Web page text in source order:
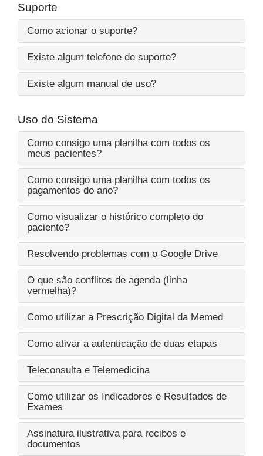
Suporte
Como acionar o suporte?
Existe algum telefone de suporte?
Existe algum manual de uso?
Uso do Sistema
Como consigo uma planilha com todos os
meus pacientes?
Como consigo uma planilha com todos os
pagamentos do ano?
Como visualizar o histórico completo do
paciente?
Resolvendo problemas com o Google Drive
O que são conflitos de agenda (linha
vermelha)?
Como utilizar a Prescrição Digital da Memed
Como ativar a autenticação de duas etapas
Teleconsulta e Telemedicina
Como utilizar os Indicadores e Resultados de
Exames
Assinatura ilustrativa para recibos e
documentos